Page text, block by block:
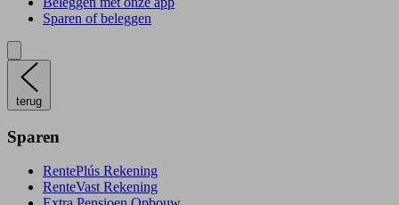
Sparen of beleggen
terug
Sparen
RentePlús Rekening
RenteVast Rekening